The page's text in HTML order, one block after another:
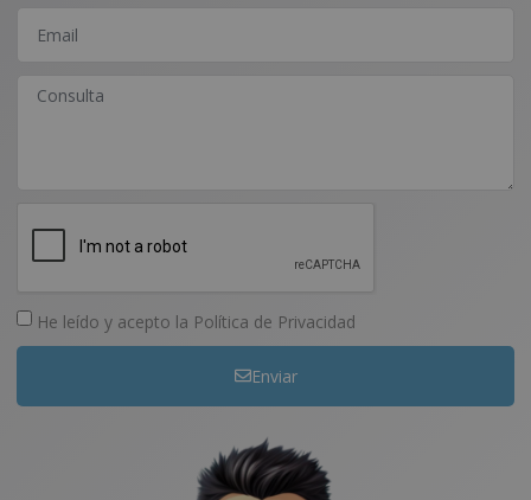
He leído y acepto la Política de Privacidad
Enviar